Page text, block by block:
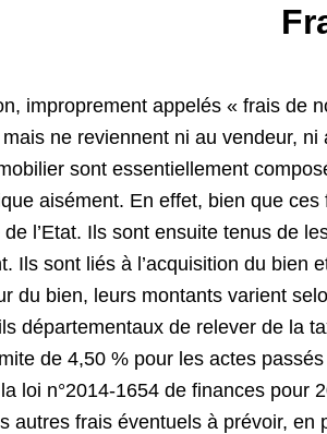
improprement appelés « frais de
ne reviennent ni au vendeur,
sont essentiellement
aisément. En effet, bien que
l’Etat. Ils sont ensuite tenus de
Ils sont liés à l’acquisition du
du bien, leurs montants varient
départementaux de relever de la
de 4,50 % pour les actes
loi n°2014-1654 de finances
autres frais éventuels à prévoir,